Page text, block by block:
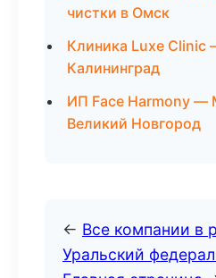
чистки в Омск
Клиника Luxe Clinic
Калининград
ИП Face Harmony —
Великий Новгород
← Все компании в
Уральский